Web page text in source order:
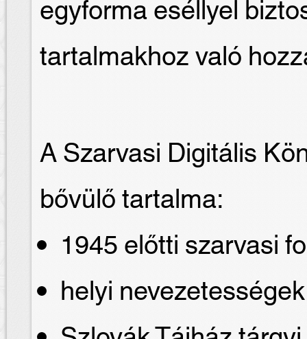
egyforma eséllyel
tartalmakhoz való
A Szarvasi Digitális
bővülő tartalma:
1945 előtti szarvasi
helyi